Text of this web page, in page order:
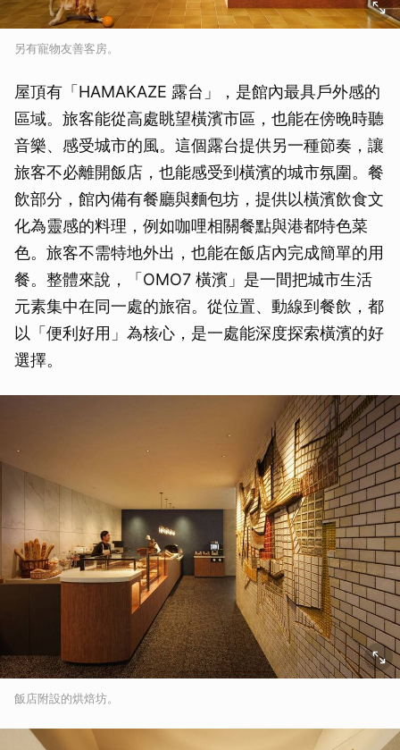
另有寵物友善客房。
屋頂有「HAMAKAZE 露台」，是館內最具戶外感的
區域。旅客能從高處眺望橫濱市區，也能在傍晚時聽
音樂、感受城市的風。這個露台提供另一種節奏，讓
旅客不必離開飯店，也能感受到橫濱的城市氛圍。餐
飲部分，館內備有餐廳與麵包坊，提供以橫濱飲食文
化為靈感的料理，例如咖哩相關餐點與港都特色菜
色。旅客不需特地外出，也能在飯店內完成簡單的用
餐。整體來說，「OMO7 橫濱」是一間把城市生活
元素集中在同一處的旅宿。從位置、動線到餐飲，都
以「便利好用」為核心，是一處能深度探索橫濱的好
選擇。
飯店附設的烘焙坊。